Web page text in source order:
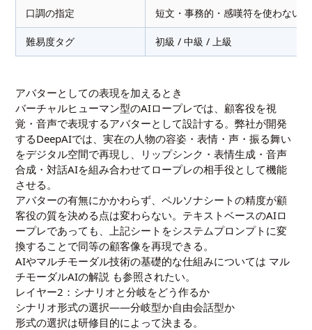
口調の指定 短文・事務的・感嘆符を使わない
難易度タグ 初級 / 中級 / 上級
アバターとしての表現を加えるとき
バーチャルヒューマン型のAIロープレでは、顧客役を視
覚・音声で表現するアバターとして設計する。弊社が開発
するDeepAIでは、実在の人物の容姿・表情・声・振る舞い
をデジタル空間で再現し、リップシンク・表情生成・音声
合成・対話AIを組み合わせてロープレの相手役として機能
させる。
アバターの有無にかかわらず、ペルソナシートの精度が顧
客役の質を決める点は変わらない。テキストベースのAIロ
ープレであっても、上記シートをシステムプロンプトに変
換することで同等の顧客像を再現できる。
AIやマルチモーダル技術の基礎的な仕組みについては マル
チモーダルAIの解説 も参照されたい。
レイヤー2：シナリオと分岐をどう作るか
シナリオ形式の選択——分岐型か自由会話型か
形式の選択は研修目的によって決まる。